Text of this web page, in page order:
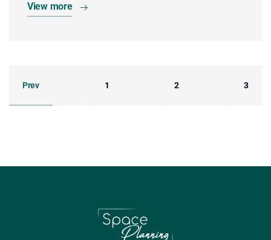
View more
Prev 1 2 3